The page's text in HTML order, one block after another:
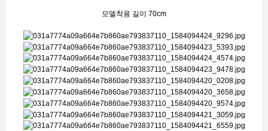
모델착용 길이 70cm